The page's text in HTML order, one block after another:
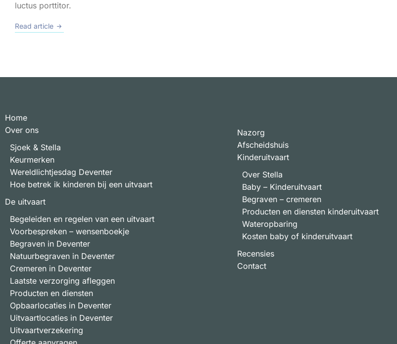
luctus porttitor.
Read article
Home
Over ons
Sjoek & Stella
Keurmerken
Wereldlichtjesdag Deventer
Hoe betrek ik kinderen bij een uitvaart
De uitvaart
Begeleiden en regelen van een uitvaart
Voorbespreken – wensenboekje
Begraven in Deventer
Natuurbegraven in Deventer
Cremeren in Deventer
Laatste verzorging afleggen
Producten en diensten
Opbaarlocaties in Deventer
Uitvaartlocaties in Deventer
Uitvaartverzekering
Nazorg
Afscheidshuis
Kinderuitvaart
Over Stella
Baby – Kinderuitvaart
Begraven – cremeren
Producten en diensten kinderuitvaart
Wateropbaring
Kosten baby of kinderuitvaart
Recensies
Contact